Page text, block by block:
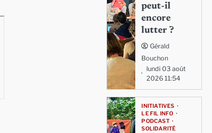
peut-il
encore
lutter ?
Gérald
Bouchon
lundi 03 août
2026 11:54
INITIATIVES
LE FIL INFO
PODCAST
SOLIDARITÉ